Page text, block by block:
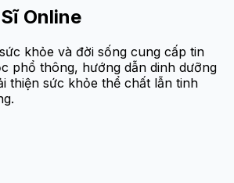
Online
khỏe và đời sống cung cấp tin
phổ thông, hướng dẫn dinh dưỡng
thiện sức khỏe thể chất lẫn tinh